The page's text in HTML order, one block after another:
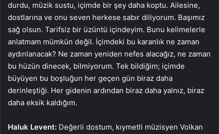
durdu, müzik sustu, içimde bir şey daha koptu. Ailesine,
dostlarına ve onu seven herkese sabır diliyorum. Başımız
sağ olsun. Tarifsiz bir üzüntü içindeyim. Bunu kelimelerle
anlatmam mümkün değil. İçimdeki bu karanlık ne zaman
aydınlanacak? Ne zaman yeniden nefes alacağız, ne zaman
bu hüzün dinecek, bilmiyorum. Tek bildiğim; içimde
büyüyen bu boşluğun her geçen gün biraz daha
derinleştiği. Her gidenin ardından biraz daha yalnız, biraz
daha eksik kaldığım.
Haluk Levent: Değerli dostum, kıymetli müzisyen Volkan